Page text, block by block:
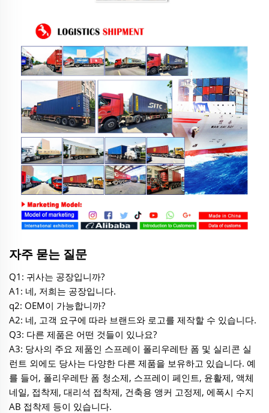
자주 묻는 질문
Q1: 귀사는 공장입니까?
A1: 네, 저희는 공장입니다.
q2: OEM이 가능합니까?
A2: 네, 고객 요구에 따라 브랜드와 로고를 제작할 수 있습니다.
Q3: 다른 제품은 어떤 것들이 있나요?
A3: 당사의 주요 제품인 스프레이 폴리우레탄 폼 및 실리콘 실
런트 외에도 당사는 다양한 다른 제품을 보유하고 있습니다. 예
를 들어, 폴리우레탄 폼 청소제, 스프레이 페인트, 윤활제, 액체
네일, 접착제, 대리석 접착제, 건축용 앵커 고정제, 에폭시 수지
AB 접착제 등이 있습니다.